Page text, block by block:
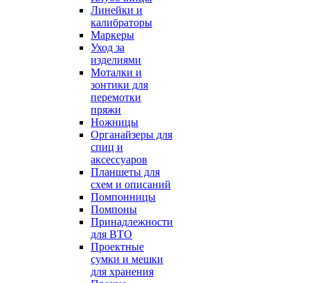
Линейки и
калибраторы
Маркеры
Уход за
изделиями
Моталки и
зонтики для
перемотки
пряжи
Ножницы
Органайзеры для
спиц и
аксессуаров
Планшеты для
схем и описаний
Помпонницы
Помпоны
Принадлежности
для ВТО
Проектные
сумки и мешки
для хранения